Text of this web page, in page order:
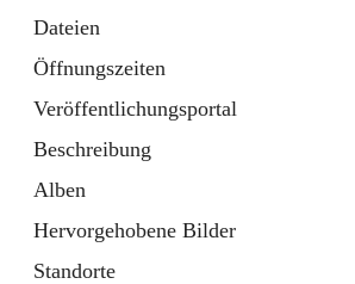
Dateien
Öffnungszeiten
Veröffentlichungsportal
Beschreibung
Alben
Hervorgehobene Bilder
Standorte